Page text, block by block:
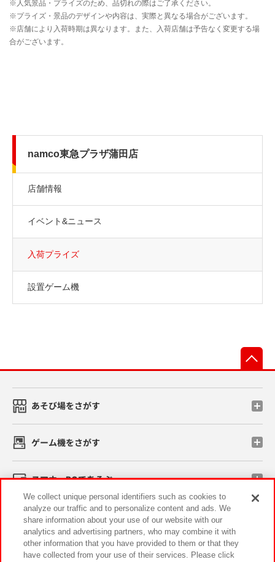
namco東急プラザ蒲田店
店舗情報
イベント&ニュース
入荷プライズ
設置ゲーム機
あそび場をさがす
ゲーム機をさがす
スマホ・PCであそぶ
イベント・キャンペーン
We collect unique personal identifiers such as cookies to
analyze our traffic and to personalize content and ads. We
share information about your use of our website with our
analytics and advertising partners, who may combine it with
other information that you have provided to them or that they
have collected from your use of their services. Please click